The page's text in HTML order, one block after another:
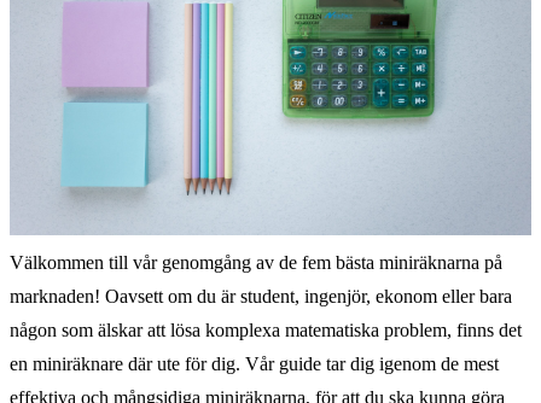
Välkommen till vår genomgång av de fem bästa miniräknarna på
marknaden! Oavsett om du är student, ingenjör, ekonom eller bara
någon som älskar att lösa komplexa matematiska problem, finns det
en miniräknare där ute för dig. Vår guide tar dig igenom de mest
effektiva och mångsidiga miniräknarna, för att du ska kunna göra